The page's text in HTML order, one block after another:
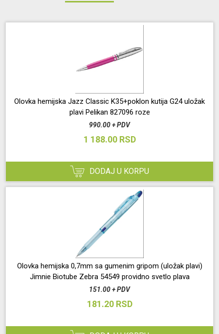
Olovka hemijska Jazz Classic K35+poklon kutija G24 uložak
plavi Pelikan 827096 roze
990.00 + PDV
1 188.00 RSD
DODAJ U KORPU
Olovka hemijska 0,7mm sa gumenim gripom (uložak plavi)
Jimnie Biotube Zebra 54549 providno svetlo plava
151.00 + PDV
181.20 RSD